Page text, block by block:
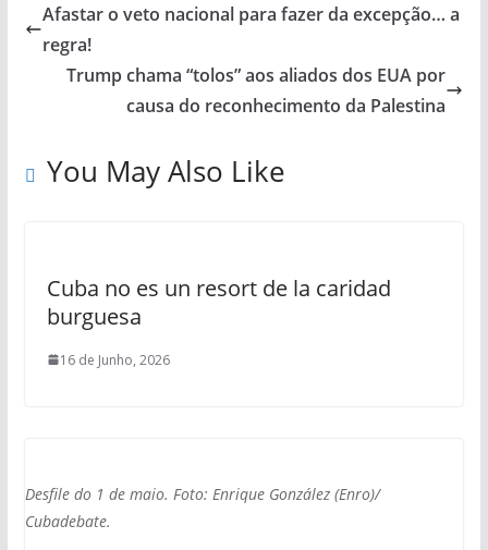
Afastar o veto nacional para fazer da excepção… a
regra!
Trump chama “tolos” aos aliados dos EUA por
causa do reconhecimento da Palestina
You May Also Like
Cuba no es un resort de la caridad
burguesa
16 de Junho, 2026
Desfile do 1 de maio. Foto: Enrique González (Enro)/
Cubadebate.